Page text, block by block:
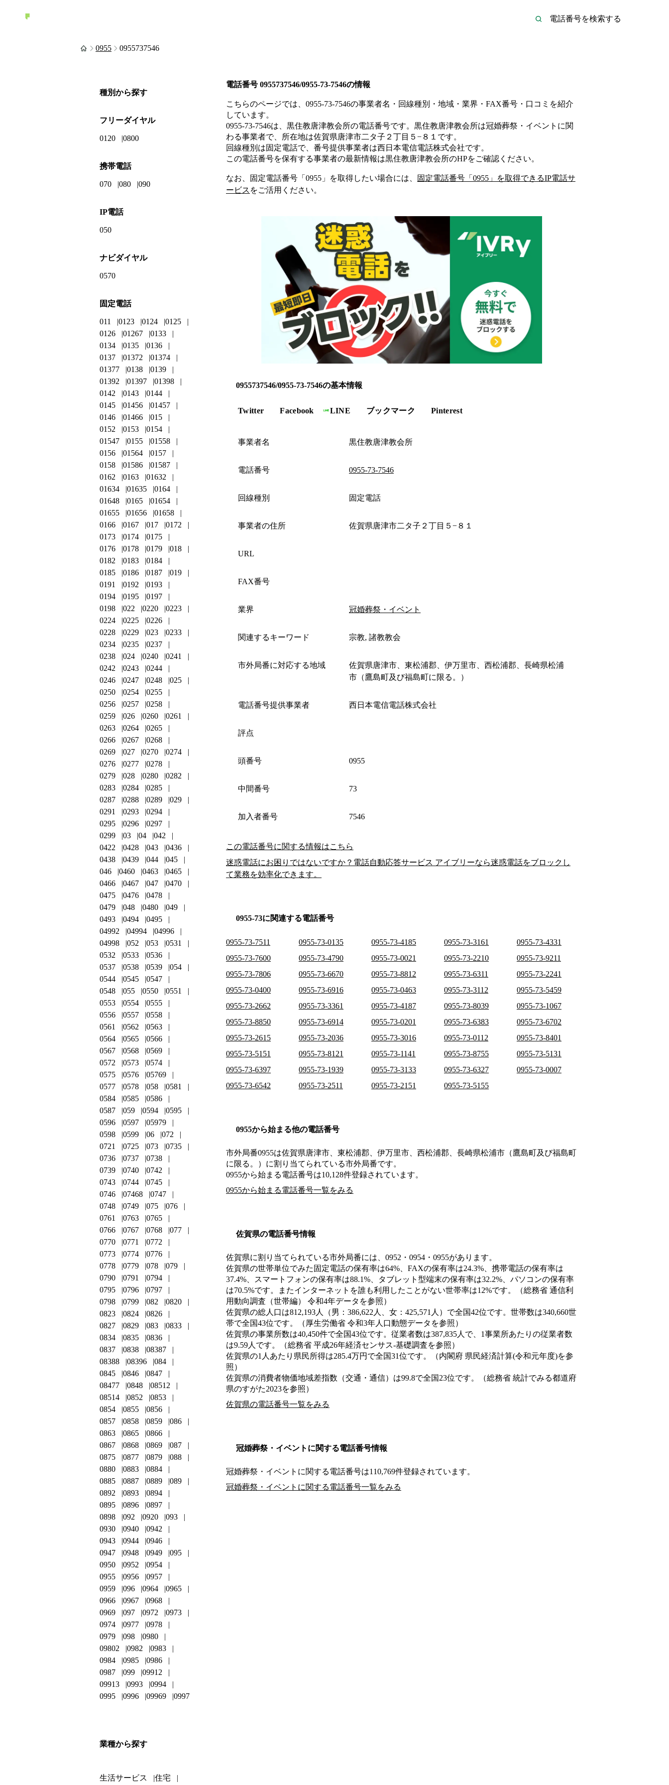
0955 0955737546
電話番号 0955737546/0955-73-7546の情報
こちらのページでは、 0955-73-7546の事業者名・回線種別・地域・業界・FAX番号・口コミを紹介
しています。
0955-73-7546は、 黒住教唐津教会所の電話番号です。 黒住教唐津教会所は冠婚葬祭・イベント に関
わる事業者で、所在地は佐賀県唐津市二タ子２丁目５−８１ です。
回線種別は固定電話で、番号提供事業者は西日本電信電話株式会社です。
この電話番号を保有する事業者の最新情報は黒住教唐津教会所のHPをご確認ください。
なお、固定電話番号「 0955 」を取得したい場合には、 固定電話番号「 0955 」を取得できるIP電話サ
ービス をご活用ください。
0955737546/0955-73-7546の基本情報
Twitter Facebook LINE ブックマーク Pinterest
事業者名 黒住教唐津教会所
電話番号 0955-73-7546
回線種別 固定電話
事業者の住所 佐賀県唐津市二タ子２丁目５−８１
URL
FAX番号
業界 冠婚葬祭・イベント
関連するキーワード 宗教, 諸教教会
市外局番に対応する地域
佐賀県唐津市、東松浦郡、伊万里市、西松浦郡、長崎県松浦
市（鷹島町及び福島町に限る。）
電話番号提供事業者 西日本電信電話株式会社
評点
頭番号 0955
中間番号 73
加入者番号 7546
この電話番号に関する情報はこちら
迷惑電話にお困りではないですか？電話自動応答サービス アイブリーなら迷惑電話をブロックし
て業務を効率化できます。
0955-73に関連する電話番号
0955-73-7511 0955-73-0135 0955-73-4185 0955-73-3161
0955-73-4331
0955-73-7600
0955-73-4790 0955-73-0021 0955-73-2210
0955-73-9211
0955-73-7806
0955-73-6670 0955-73-8812 0955-73-6311
0955-73-2241
0955-73-0400
0955-73-6916 0955-73-0463 0955-73-3112
0955-73-5459
0955-73-2662
0955-73-3361 0955-73-4187 0955-73-8039
0955-73-1067
0955-73-8850
0955-73-6914 0955-73-0201 0955-73-6383
0955-73-6702
0955-73-2615
0955-73-2036 0955-73-3016 0955-73-0112
0955-73-8401
0955-73-5151
0955-73-8121 0955-73-1141 0955-73-8755
0955-73-5131
0955-73-6397
0955-73-1939 0955-73-3133 0955-73-6327
0955-73-0007
0955-73-6542
0955-73-2511 0955-73-2151 0955-73-5155
0955から始まる他の電話番号
市外局番0955は佐賀県唐津市、東松浦郡、伊万里市、西松浦郡、長崎県松浦市（鷹島町及び福島町
に限る。） に割り当てられている市外局番です。
0955から始まる電話番号は10,128件登録されています。
0955から始まる電話番号一覧をみる
佐賀県の電話番号情報
佐賀県に割り当てられている市外局番には、0952・0954・0955があります。
佐賀県の世帯単位でみた固定電話の保有率は64%、FAXの保有率は24.3%、携帯電話の保有率は
37.4%、スマートフォンの保有率は88.1%、タブレット型端末の保有率は32.2%、パソコンの保有率
は70.5%です。またインターネットを誰も利用したことがない世帯率は12%です。（総務省 通信利
用動向調査（世帯編） 令和4年データを参照）
佐賀県の総人口は812,193人（男：386,622人、女：425,571人）で全国42位です。世帯数は340,660世
帯で全国43位です。（厚生労働省 令和3年人口動態データを参照）
佐賀県の事業所数は40,450件で全国43位です。従業者数は387,835人で、1事業所あたりの従業者数
は9.59人です。（総務省 平成26年経済センサス‐基礎調査を参照）
佐賀県の1人あたり県民所得は285.4万円で全国31位です。（内閣府 県民経済計算(令和元年度)を参
照）
佐賀県の消費者物価地域差指数（交通・通信）は99.8で全国23位です。（総務省 統計でみる都道府
県のすがた2023を参照）
佐賀県の電話番号一覧をみる
冠婚葬祭・イベントに関する電話番号情報
冠婚葬祭・イベントに関する電話番号は110,769件登録されています。
冠婚葬祭・イベントに関する電話番号一覧をみる
種別から探す
フリーダイヤル
0120 0800
携帯電話
070 080 090
IP電話
050
ナビダイヤル
0570
固定電話
011 0123 0124
0125
0126
01267
0133
0134
0135
0136
0137
01372
01374
01377
0138
0139
01392
01397
01398
0142
0143
0144
0145
01456
01457
0146
01466
015
0152
0153
0154
01547
0155
01558
0156
01564
0157
0158
01586
01587
0162
0163
01632
01634
01635
0164
01648
0165
01654
01655
01656
01658
0166
0167 017
0172
0173
0174
0175
0176
0178 0179
018
0182
0183
0184
0185
0186 0187
019
0191
0192
0193
0194
0195
0197
0198
022 0220
0223
0224
0225
0226
0228
0229 023
0233
0234
0235
0237
0238
024 0240
0241
0242
0243
0244
0246
0247 0248
025
0250
0254
0255
0256
0257
0258
0259
026 0260
0261
0263
0264
0265
0266
0267
0268
0269
027 0270
0274
0276
0277
0278
0279
028 0280
0282
0283
0284
0285
0287
0288 0289
029
0291
0293
0294
0295
0296
0297
0299
03 04
042
0422
0428 043
0436
0438
0439 044
045
046
0460 0463
0465
0466
0467 047
0470
0475
0476
0478
0479
048 0480
049
0493
0494
0495
04992
04994
04996
04998
052 053
0531
0532
0533
0536
0537
0538 0539
054
0544
0545
0547
0548
055 0550
0551
0553
0554
0555
0556
0557
0558
0561
0562
0563
0564
0565
0566
0567
0568
0569
0572
0573
0574
0575
0576
05769
0577
0578 058
0581
0584
0585
0586
0587
059 0594
0595
0596
0597
05979
0598
0599 06
072
0721
0725 073
0735
0736
0737
0738
0739
0740
0742
0743
0744
0745
0746
07468
0747
0748
0749 075
076
0761
0763
0765
0766
0767 0768
077
0770
0771
0772
0773
0774
0776
0778
0779 078
079
0790
0791
0794
0795
0796
0797
0798
0799 082
0820
0823
0824
0826
0827
0829 083
0833
0834
0835
0836
0837
0838
08387
08388
08396
084
0845
0846
0847
08477
0848
08512
08514
0852
0853
0854
0855
0856
0857
0858 0859
086
0863
0865
0866
0867
0868 0869
087
0875
0877 0879
088
0880
0883
0884
0885
0887 0889
089
0892
0893
0894
0895
0896
0897
0898
092 0920
093
0930
0940
0942
0943
0944
0946
0947
0948 0949
095
0950
0952
0954
0955
0956
0957
0959
096 0964
0965
0966
0967
0968
0969
097 0972
0973
0974
0977
0978
0979
098
0980
09802
0982
0983
0984
0985
0986
0987
099
09912
09913
0993
0994
0995
0996 09969 0997
業種から探す
生活サービス 住宅